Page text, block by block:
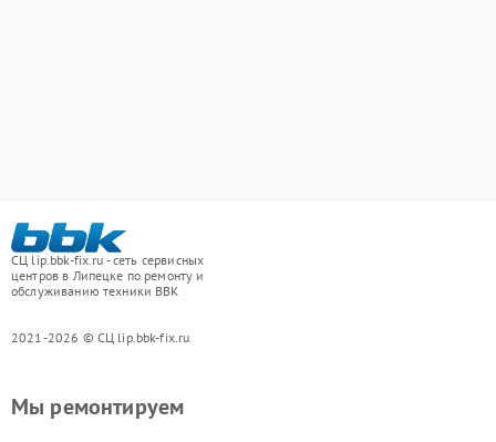
СЦ lip.bbk-fix.ru - сеть сервисных
центров в Липецке по ремонту и
обслуживанию техники BBK
2021-2026 © СЦ lip.bbk-fix.ru
Мы ремонтируем